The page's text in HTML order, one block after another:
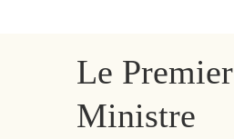
Le Premier
Ministre